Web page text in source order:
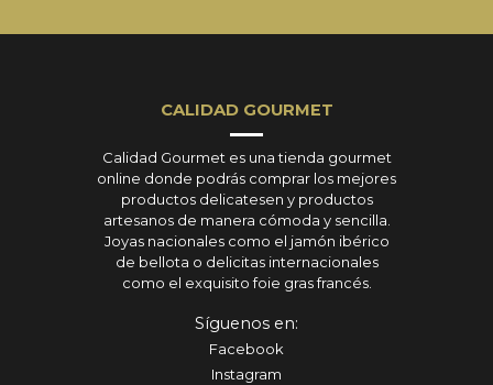
CALIDAD GOURMET
Calidad Gourmet es una tienda gourmet
online donde podrás comprar los mejores
productos delicatesen y productos
artesanos de manera cómoda y sencilla.
Joyas nacionales como el jamón ibérico
de bellota o delicitas internacionales
como el exquisito foie gras francés.
Síguenos en:
Facebook
Instagram